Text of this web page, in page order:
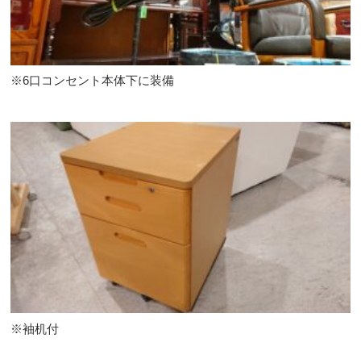
※6口コンセント本体下に装備
※袖机付